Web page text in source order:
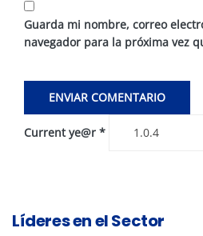
Guarda mi nombre, correo
navegador para la próxima vez
Current ye@r *
Líderes en el Sector